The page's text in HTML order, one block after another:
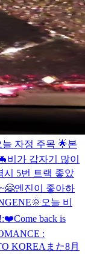
자정 주목 🌟본
비가 갑자기 많이
시 5번 트랙 좋았
🤗엔진이 좋아하
🌞오늘 비
Come back is
:
KOREA また8月